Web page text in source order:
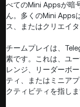
べてのMini Appsが暗
ん。多くのMini Apps
ス、またはクリエイタ
チームプレイは、
素です。これは、ユ
レンジ、リーダーボ
ティ、またはミニア
クティビティを指しま